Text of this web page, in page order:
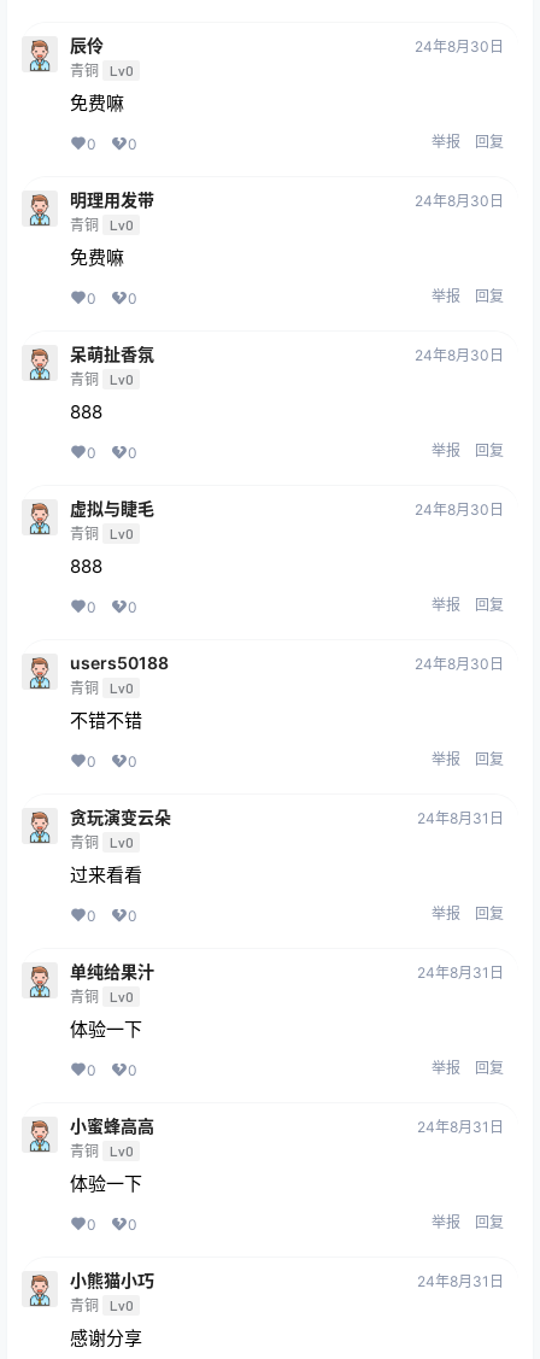
辰伶
青铜 Lv0
24年8月30日
免费嘛
0 0 举报 回复
明理用发带
青铜 Lv0
24年8月30日
免费嘛
0 0 举报 回复
呆萌扯香氛
青铜 Lv0
24年8月30日
888
0 0 举报 回复
虚拟与睫毛
青铜 Lv0
24年8月30日
888
0 0 举报 回复
users50188
青铜 Lv0
24年8月30日
不错不错
0 0 举报 回复
贪玩演变云朵
青铜 Lv0
24年8月31日
过来看看
0 0 举报 回复
单纯给果汁
青铜 Lv0
24年8月31日
体验一下
0 0 举报 回复
小蜜蜂高高
青铜 Lv0
24年8月31日
体验一下
0 0 举报 回复
小熊猫小巧
青铜 Lv0
24年8月31日
感谢分享